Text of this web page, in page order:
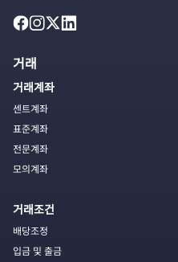
거래
거래계좌
센트계좌
표준계좌
전문계좌
모의계좌
거래조건
배당조정
입금 및 출금